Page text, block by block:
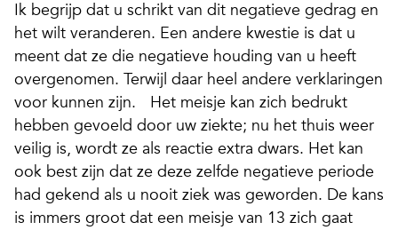
Ik begrijp dat u schrikt van dit negatieve gedrag en
het wilt veranderen. Een andere kwestie is dat u
meent dat ze die negatieve houding van u heeft
overgenomen. Terwijl daar heel andere verklaringen
voor kunnen zijn. Het meisje kan zich bedrukt
hebben gevoeld door uw ziekte; nu het thuis weer
veilig is, wordt ze als reactie extra dwars. Het kan
ook best zijn dat ze deze zelfde negatieve periode
had gekend als u nooit ziek was geworden. De kans
is immers groot dat een meisje van 13 zich gaat